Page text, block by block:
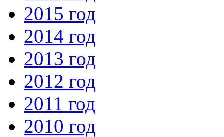
2015 год
2014 год
2013 год
2012 год
2011 год
2010 год